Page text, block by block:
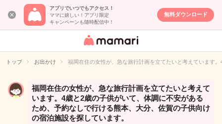
アプリでいつでもアクセス！
ママに嬉しい！アプリ限定
キャンペーンも随時配信中！
無料ダウンロード
女性専用匿名QA
イト
トップ お出かけ 福岡在住の女性が、急な旅行計画を立てたいと考えています
福岡在住の女性が、急な旅行計画を立てたいと考えて
います。4歳と2歳の子供がいて、体調に不安がある
ため、予約なしで行ける熊本、大分、佐賀の子供向け
の宿泊施設を探しています。